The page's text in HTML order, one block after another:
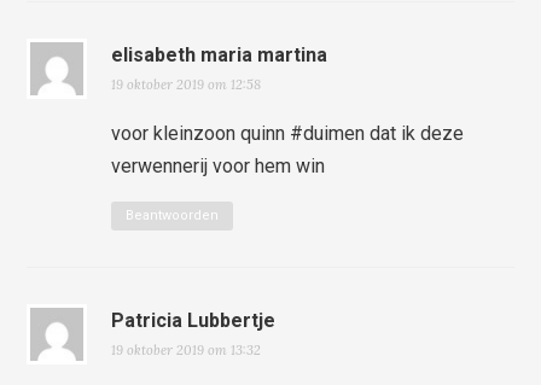
elisabeth maria martina
19 oktober 2019 om 12:58
voor kleinzoon quinn #duimen dat ik deze
verwennerij voor hem win
Beantwoorden
Patricia Lubbertje
19 oktober 2019 om 13:32